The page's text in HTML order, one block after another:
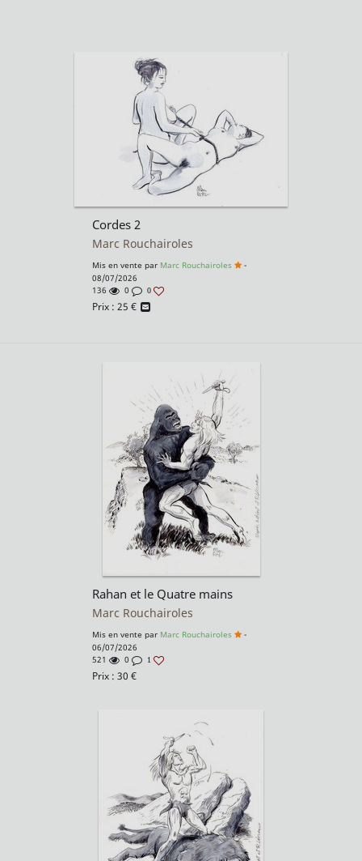
Cordes 2
Marc Rouchairoles
Mis en vente par Marc Rouchairoles
-
08/07/2026
136
0 0
Prix : 25 €
Rahan et le Quatre mains
Marc Rouchairoles
Mis en vente par Marc Rouchairoles
-
06/07/2026
521
0 1
Prix : 30 €